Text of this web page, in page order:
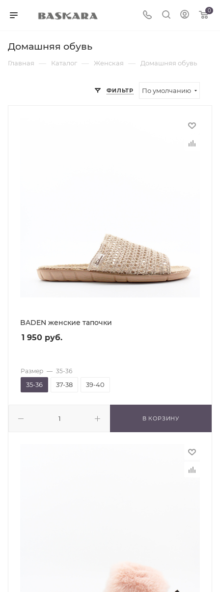
0
Домашняя обувь
Главная — Каталог — Женская — Домашняя обувь
ФИЛЬТР По умолчанию
BADEN женские тапочки
1 950 руб.
В КОРЗИНУ
Размер — 35-36
35-36 37-38 39-40